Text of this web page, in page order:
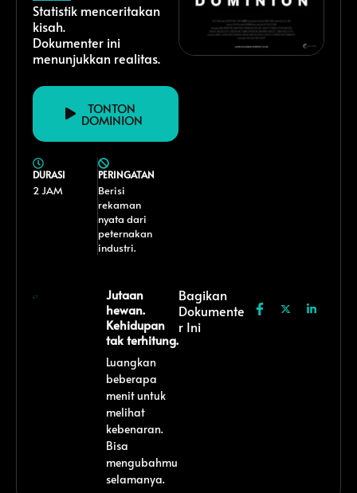
Statistik menceritakan
kisah.
Dokumenter ini
menunjukkan realitas.
TONTON
DOMINION
DURASI
2 JAM
PERINGATAN
Berisi
rekaman
nyata dari
peternakan
industri.
Jutaan
hewan.
Kehidupan
tak terhitung.
Luangkan
beberapa
menit untuk
melihat
kebenaran.
Bisa
mengubahmu
selamanya.
Bagikan
Dokumente
R Ini